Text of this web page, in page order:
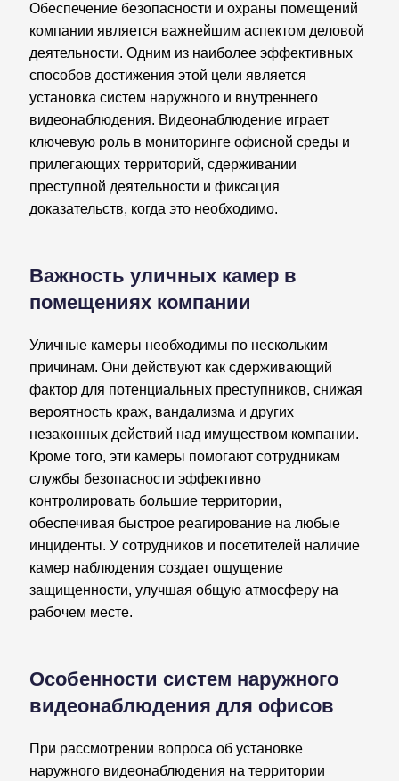
Обеспечение безопасности и охраны помещений
компании является важнейшим аспектом деловой
деятельности. Одним из наиболее эффективных
способов достижения этой цели является
установка систем наружного и внутреннего
видеонаблюдения. Видеонаблюдение играет
ключевую роль в мониторинге офисной среды и
прилегающих территорий, сдерживании
преступной деятельности и фиксация
доказательств, когда это необходимо.
Важность уличных камер в
помещениях компании
Уличные камеры необходимы по нескольким
причинам. Они действуют как сдерживающий
фактор для потенциальных преступников, снижая
вероятность краж, вандализма и других
незаконных действий над имуществом компании.
Кроме того, эти камеры помогают сотрудникам
службы безопасности эффективно
контролировать большие территории,
обеспечивая быстрое реагирование на любые
инциденты. У сотрудников и посетителей наличие
камер наблюдения создает ощущение
защищенности, улучшая общую атмосферу на
рабочем месте.
Особенности систем наружного
видеонаблюдения для офисов
При рассмотрении вопроса об установке
наружного видеонаблюдения на территории